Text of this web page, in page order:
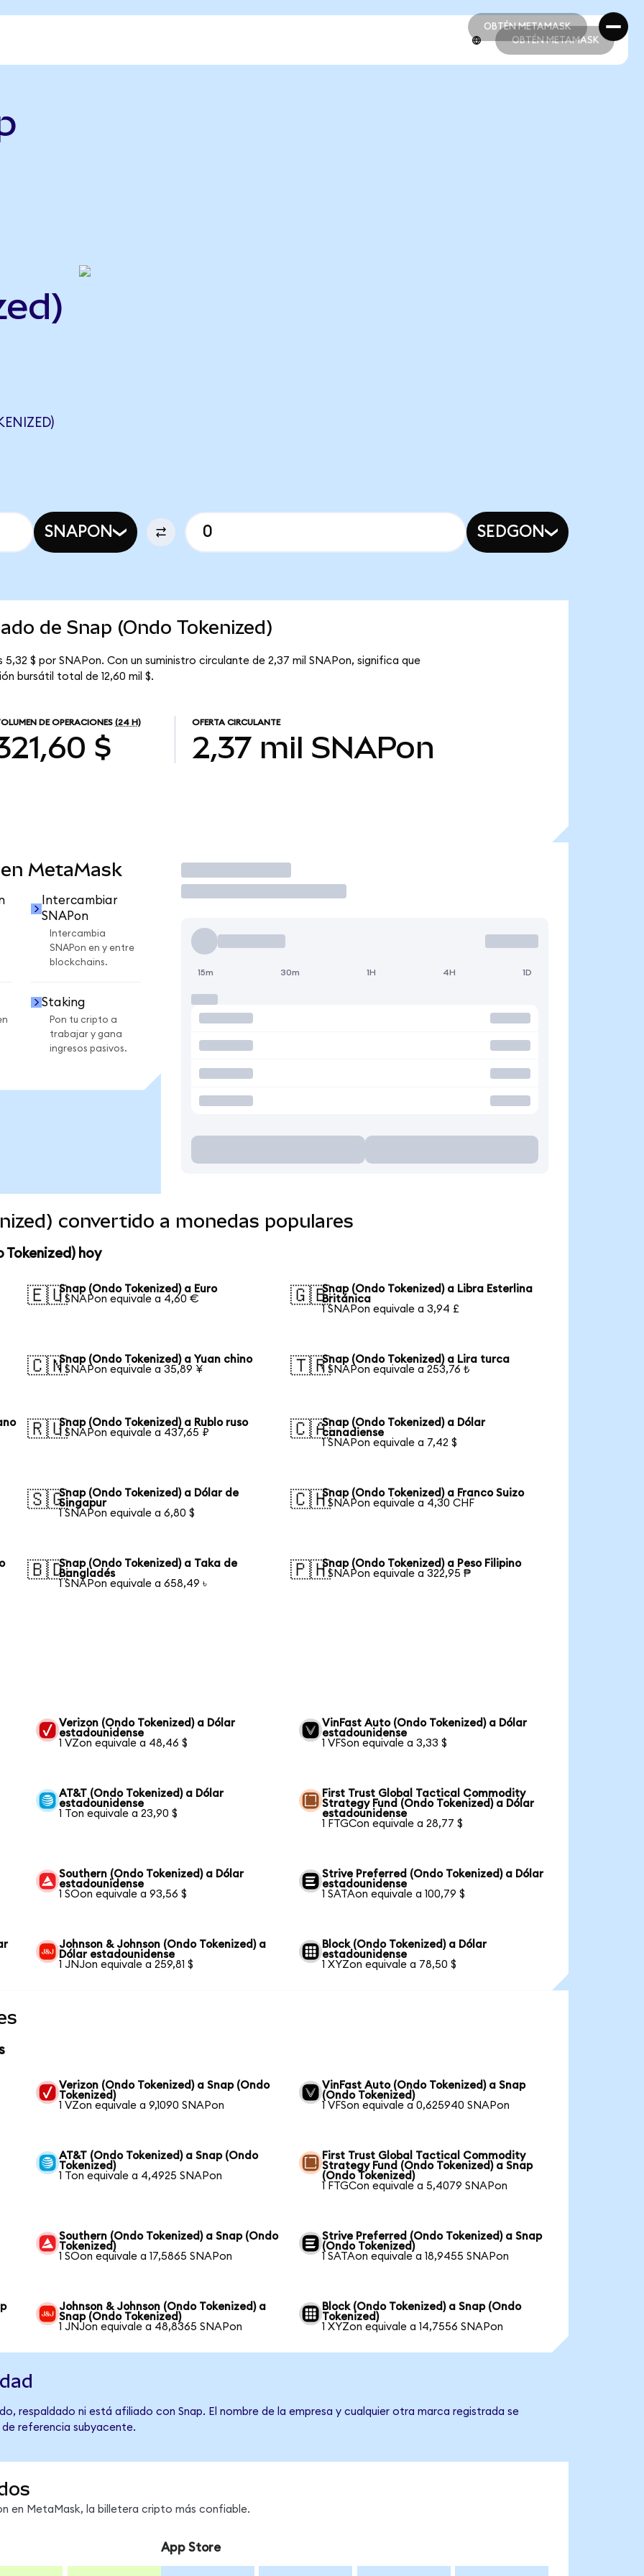
OBTÉN METAMASK
OBTÉN METAMASK
OBTÉN METAMASK
SNAPON SEDGON
de Snap (Ondo Tokenized)
$ por SNAPon. Con un suministro circulante de 2,37 mil SNAPon, significa que
bursátil total de 12,60 mil $.
DE OPERACIONES (24 H)
$
OFERTA CIRCULANTE
2,37 mil SNAPon
MetaMask
Intercambiar
SNAPon
Intercambia
SNAPon en y entre
blockchains.
Staking
Pon tu cripto a
trabajar y gana
ingresos pasivos.
Operar
15m 30m 1H 4H 1D
convertido a monedas populares
Tokenized) hoy
🇪🇺Snap (Ondo Tokenized) a Euro
1 SNAPon equivale a 4,60 €
🇬🇧Snap (Ondo Tokenized) a Libra Esterlina
Británica
1 SNAPon equivale a 3,94 £
🇨🇳Snap (Ondo Tokenized) a Yuan chino
1 SNAPon equivale a 35,89 ¥
🇹🇷Snap (Ondo Tokenized) a Lira turca
1 SNAPon equivale a 253,76 ₺
🇷🇺Snap (Ondo Tokenized) a Rublo ruso
1 SNAPon equivale a 437,65 ₽
🇨🇦Snap (Ondo Tokenized) a Dólar
canadiense
1 SNAPon equivale a 7,42 $
🇸🇬Snap (Ondo Tokenized) a Dólar de
Singapur
1 SNAPon equivale a 6,80 $
🇨🇭Snap (Ondo Tokenized) a Franco Suizo
1 SNAPon equivale a 4,30 CHF
🇧🇩Snap (Ondo Tokenized) a Taka de
Bangladés
1 SNAPon equivale a 658,49 ৳
🇵🇭Snap (Ondo Tokenized) a Peso Filipino
1 SNAPon equivale a 322,95 ₱
Verizon (Ondo Tokenized) a Dólar
estadounidense
1 VZon equivale a 48,46 $
VinFast Auto (Ondo Tokenized) a Dólar
estadounidense
1 VFSon equivale a 3,33 $
AT&T (Ondo Tokenized) a Dólar
estadounidense
1 Ton equivale a 23,90 $
First Trust Global Tactical Commodity
Strategy Fund (Ondo Tokenized) a Dólar
estadounidense
1 FTGCon equivale a 28,77 $
Southern (Ondo Tokenized) a Dólar
estadounidense
1 SOon equivale a 93,56 $
Strive Preferred (Ondo Tokenized) a Dólar
estadounidense
1 SATAon equivale a 100,79 $
Johnson & Johnson (Ondo Tokenized) a
Dólar estadounidense
1 JNJon equivale a 259,81 $
Block (Ondo Tokenized) a Dólar
estadounidense
1 XYZon equivale a 78,50 $
Verizon (Ondo Tokenized) a Snap (Ondo
Tokenized)
1 VZon equivale a 9,1090 SNAPon
VinFast Auto (Ondo Tokenized) a Snap
(Ondo Tokenized)
1 VFSon equivale a 0,625940 SNAPon
AT&T (Ondo Tokenized) a Snap (Ondo
Tokenized)
1 Ton equivale a 4,4925 SNAPon
First Trust Global Tactical Commodity
Strategy Fund (Ondo Tokenized) a Snap
(Ondo Tokenized)
1 FTGCon equivale a 5,4079 SNAPon
Southern (Ondo Tokenized) a Snap (Ondo
Tokenized)
1 SOon equivale a 17,5865 SNAPon
Strive Preferred (Ondo Tokenized) a Snap
(Ondo Tokenized)
1 SATAon equivale a 18,9455 SNAPon
Johnson & Johnson (Ondo Tokenized) a
Snap (Ondo Tokenized)
1 JNJon equivale a 48,8365 SNAPon
Block (Ondo Tokenized) a Snap (Ondo
Tokenized)
1 XYZon equivale a 14,7556 SNAPon
respaldado ni está afiliado con Snap. El nombre de la empresa y cualquier otra marca registrada se
referencia subyacente.
en MetaMask, la billetera cripto más confiable.
App Store